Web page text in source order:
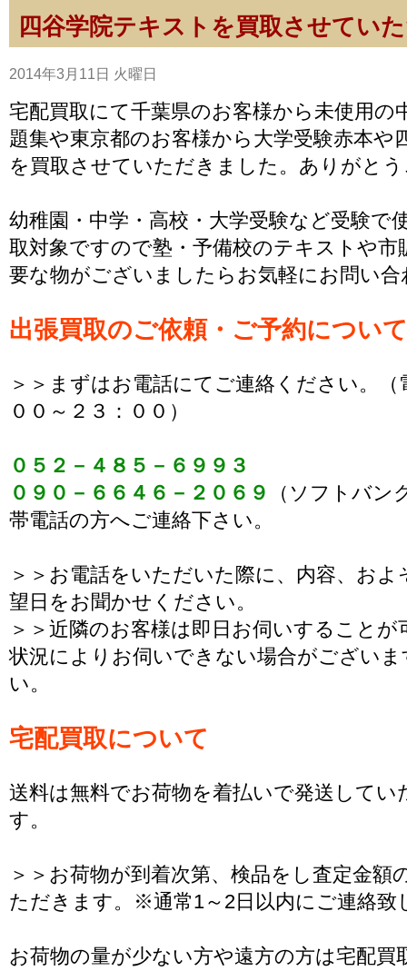
四谷学院テキストを買取させてい
2014年3月11日 火曜日
宅配買取にて千葉県のお客様から未使用の
題集や東京都のお客様から大学受験赤本や
を買取させていただきました。ありがと
幼稚園・中学・高校・大学受験など受験で
取対象ですので塾・予備校のテキストや市
要な物がございましたらお気軽にお問い
出張買取のご依頼・ご予約について
＞＞まずはお電話にてご連絡ください。
００～２３：００）
０５２－４８５－６９９３
０９０－６６４６－２０６９
（ソフトバン
帯電話の方へご連絡下さい。
＞＞お電話をいただいた際に、内容、およ
望日をお聞かせください。
＞＞近隣のお客様は即日お伺いすること
状況によりお伺いできない場合がござい
い。
宅配買取について
送料は無料でお荷物を着払いで発送してい
す。
＞＞お荷物が到着次第、検品をし査定金額
ただきます。※通常1～2日以内にご連絡致
お荷物の量が少ない方や遠方の方は宅配買